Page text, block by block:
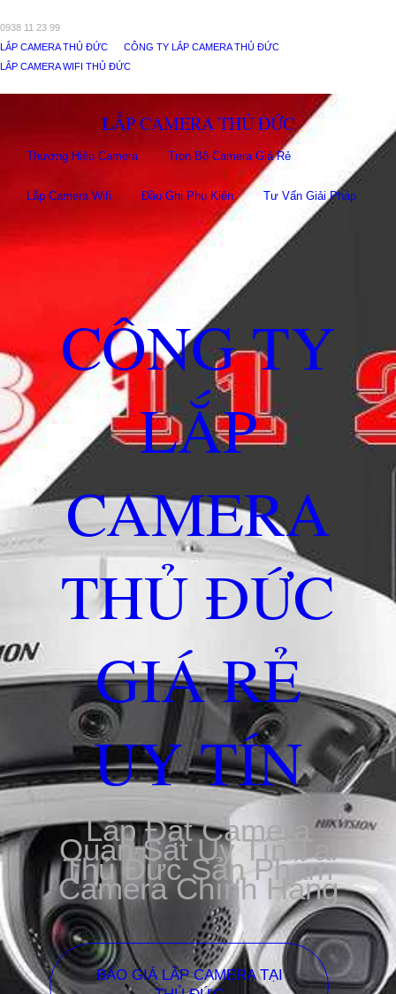
0938 11 23 99
LẮP CAMERA THỦ ĐỨC
CÔNG TY LẮP CAMERA THỦ ĐỨC
LẮP CAMERA WIFI THỦ ĐỨC
LẮP CAMERA THỦ ĐỨC
Thương Hiệu Camera Trọn Bộ Camera Giá Rẻ
Lắp Camera Wifi Đầu Ghi Phụ Kiên Tư Vấn Giải Pháp
CÔNG TY
LẮP
CAMERA
THỦ ĐỨC
GIÁ RẺ
UY TÍN
Lắp Đặt Camera
Quan Sát Uy Tín Tại
Thủ Đức Sản Phẩm
Camera Chính Hãng
BÁO GIÁ LẮP CAMERA TẠI